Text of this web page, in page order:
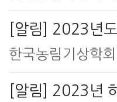
[알림] 2023년
한국농림기상학회
[알림] 2023년